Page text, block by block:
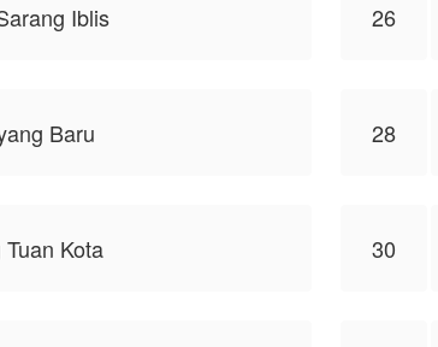
Iblis 26
Baru 28
Kota 30